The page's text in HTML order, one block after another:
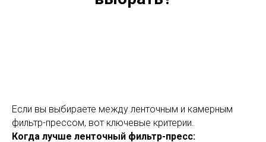
Если вы выбираете между ленточным и камерным
фильтр-прессом, вот ключевые критерии.
Когда лучше ленточный фильтр-пресс: